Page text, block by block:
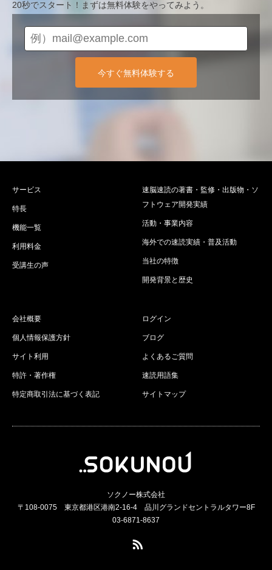
20秒でスタート！まずは無料体験をやってみよう。
今すぐ無料体験する
サービス
特長
機能一覧
利用料金
受講生の声
速脳速読の著書・監修・出版物・ソ
フトウェア開発実績
活動・事業内容
海外での速読実績・普及活動
当社の特徴
開発背景と歴史
会社概要
個人情報保護方針
サイト利用
特許・著作権
特定商取引法に基づく表記
ログイン
ブログ
よくあるご質問
速読用語集
サイトマップ
ソクノー株式会社
〒108-0075 東京都港区港南2-16-4 品川グランドセントラルタワー8F
03-6871-8637